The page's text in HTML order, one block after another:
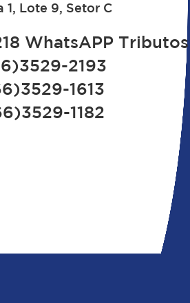
1, Lote 9, Setor C
WhatsAPP Tributos
2193
1613
1182